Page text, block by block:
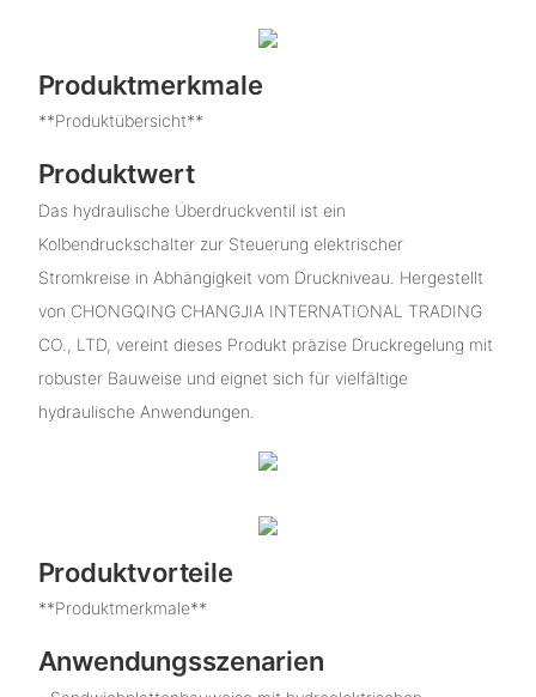
Produktmerkmale
**Produktübersicht**
Produktwert
Das hydraulische Überdruckventil ist ein
Kolbendruckschalter zur Steuerung elektrischer
Stromkreise in Abhängigkeit vom Druckniveau. Hergestellt
von CHONGQING CHANGJIA INTERNATIONAL TRADING
CO., LTD, vereint dieses Produkt präzise Druckregelung mit
robuster Bauweise und eignet sich für vielfältige
hydraulische Anwendungen.
Produktvorteile
**Produktmerkmale**
Anwendungsszenarien